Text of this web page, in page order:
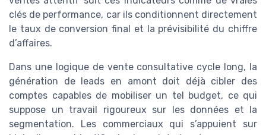
clés de performance, car ils conditionnent directement
le taux de conversion final et la prévisibilité du chiffre
d’affaires.
Dans une logique de vente consultative cycle long, la
génération de leads en amont doit déjà cibler des
comptes capables de mobiliser un tel budget, ce qui
suppose un travail rigoureux sur les données et la
segmentation. Les commerciaux qui s’appuient sur